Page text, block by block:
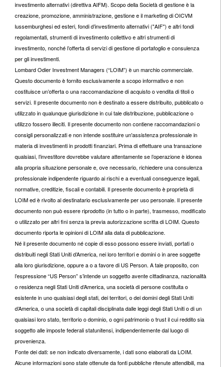
investimento alternativi (direttiva AIFM). Scopo della Società di gestione è la
creazione, promozione, amministrazione, gestione e il marketing di OICVM
lussemburghesi ed esteri, fondi d’investimento alternativi ("AIF") e altri fondi
regolamentati, strumenti di investimento collettivo e altri strumenti di
investimento, nonché l’offerta di servizi di gestione di portafoglio e consulenza
per gli investimenti.
Lombard Odier Investment Managers (“LOIM”) è un marchio commerciale.
Questo documento è fornito esclusivamente a scopo informativo e non
costituisce un’offerta o una raccomandazione di acquisto o vendita di titoli o
servizi. Il presente documento non è destinato a essere distribuito, pubblicato o
utilizzato in qualunque giurisdizione in cui tale distribuzione, pubblicazione o
utilizzo fossero illeciti. Il presente documento non contiene raccomandazioni o
consigli personalizzati e non intende sostituire un'assistenza professionale in
materia di investimenti in prodotti finanziari. Prima di effettuare una transazione
qualsiasi, l’investitore dovrebbe valutare attentamente se l’operazione è idonea
alla propria situazione personale e, ove necessario, richiedere una consulenza
professionale indipendente riguardo ai rischi e a eventuali conseguenze legali,
normative, creditizie, fiscali e contabili. Il presente documento è proprietà di
LOIM ed è rivolto al destinatario esclusivamente per uso personale. Il presente
documento non può essere riprodotto (in tutto o in parte), trasmesso, modificato
o utilizzato per altri fini senza la previa autorizzazione scritta di LOIM. Questo
documento riporta le opinioni di LOIM alla data di pubblicazione.
Né il presente documento né copie di esso possono essere inviati, portati o
distribuiti negli Stati Uniti d’America, nei loro territori e domini o in aree soggette
alla loro giurisdizione, oppure a o a favore di US Person. A tale proposito, con
l’espressione “US Person” s’intende un soggetto avente cittadinanza, nazionalità
o residenza negli Stati Uniti d’America, una società di persone costituita o
esistente in uno qualsiasi degli stati, dei territori, o dei domini degli Stati Uniti
d’America, o una società di capitali disciplinata dalle leggi degli Stati Uniti o di un
qualsiasi loro stato, territorio o dominio, o ogni patrimonio o trust il cui reddito sia
soggetto alle imposte federali statunitensi, indipendentemente dal luogo di
provenienza.
Fonte dei dati: se non indicato diversamente, i dati sono elaborati da LOIM.
Alcune informazioni sono state ottenute da fonti pubbliche ritenute attendibili, ma